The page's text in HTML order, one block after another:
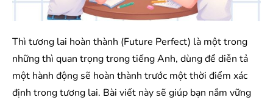
Thì tương lai hoàn thành (Future Perfect) là một trong
những thì quan trọng trong tiếng Anh, dùng để diễn tả
một hành động sẽ hoàn thành trước một thời điểm xác
định trong tương lai. Bài viết này sẽ giúp bạn nắm vững